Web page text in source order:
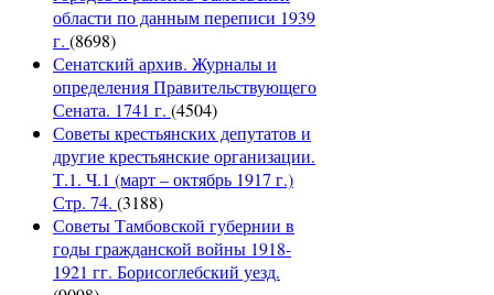
области по данным переписи 1939
г. (8698)
Сенатский архив. Журналы и
определения Правительствующего
Сената. 1741 г. (4504)
Советы крестьянских депутатов и
другие крестьянские организации.
Т.1. Ч.1 (март – октябрь 1917 г.)
Стр. 74. (3188)
Советы Тамбовской губернии в
годы гражданской войны 1918-
1921 гг. Борисоглебский уезд.